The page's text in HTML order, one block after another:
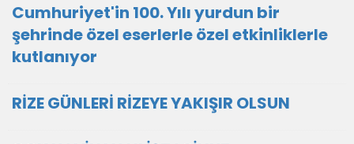
Cumhuriyet'in 100. Yılı yurdun bir
şehrinde özel eserlerle özel etkinliklerle
kutlanıyor
RİZE GÜNLERİ RİZEYE YAKIŞIR OLSUN